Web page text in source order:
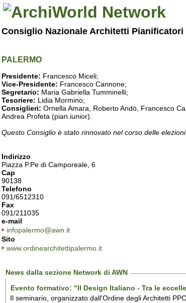
Consiglio Nazionale Architetti
PALERMO
Presidente: Francesco Miceli;
Vice-Presidente: Francesco Cannone;
Segretario: Maria Gabriella Tumminelli;
Tesoriere: Lidia Mormino;
Consiglieri: Ornella Amara, Roberto Andò, Francesco
Andrea Profeta (pian.iunior).
Questo Consiglio è stato rinnovato nel corso delle
Indirizzo
Piazza P.Pe di Camporeale, 6
Cap
90138
Telefono
091/6512310
Fax
091/211035
e-mail
infopalermo@awn.it
Sito
www.ordinearchitettipalermo.it
News dalla sezione Network di AWN
Evento formativo: "Il Design Italiano - Tra le
Il seminario, organizzato dall'Ordine degli Architetti